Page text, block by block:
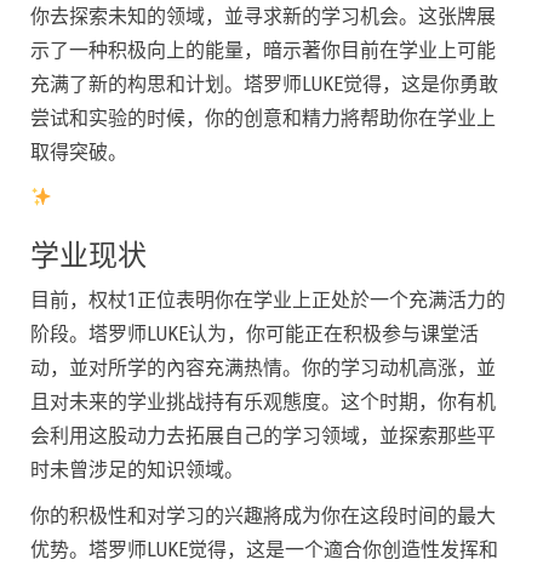
你去探索未知的领域，並寻求新的学习机会。这张牌展
示了一种积极向上的能量，暗示著你目前在学业上可能
充满了新的构思和计划。塔罗师LUKE觉得，这是你勇敢
尝试和实验的时候，你的创意和精力將帮助你在学业上
取得突破。
学业现状
目前，权杖1正位表明你在学业上正处於一个充满活力的
阶段。塔罗师LUKE认为，你可能正在积极参与课堂活
动，並对所学的內容充满热情。你的学习动机高涨，並
且对未来的学业挑战持有乐观態度。这个时期，你有机
会利用这股动力去拓展自己的学习领域，並探索那些平
时未曾涉足的知识领域。
你的积极性和对学习的兴趣將成为你在这段时间的最大
优势。塔罗师LUKE觉得，这是一个適合你创造性发挥和